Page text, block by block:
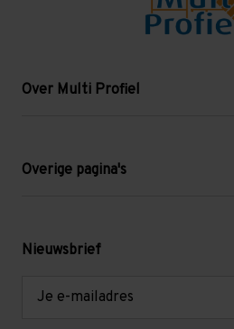
Over Multi Profiel
Blog
Levering en afhalen
Overige pagina's
Mezzanine
Nieuwsbrief